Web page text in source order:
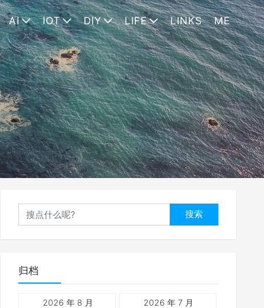
AI IOT DIY LIFE LINKS ME
搜索
归档
2026 年 8 月 2026 年 7 月